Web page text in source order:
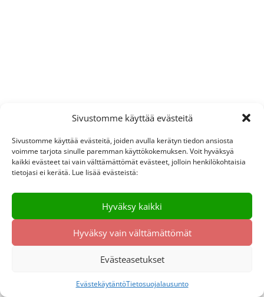
Sivustomme käyttää evästeitä
Sivustomme käyttää evästeitä, joiden avulla kerätyn tiedon ansiosta
voimme tarjota sinulle paremman käyttökokemuksen. Voit hyväksyä
kaikki evästeet tai vain välttämättömät evästeet, jolloin henkilökohtaisia
tietojasi ei kerätä. Lue lisää evästeistä:
Hyväksy kaikki
Hyväksy vain välttämättömät
Evästeasetukset
EvästekäytäntöTietosuojalausunto